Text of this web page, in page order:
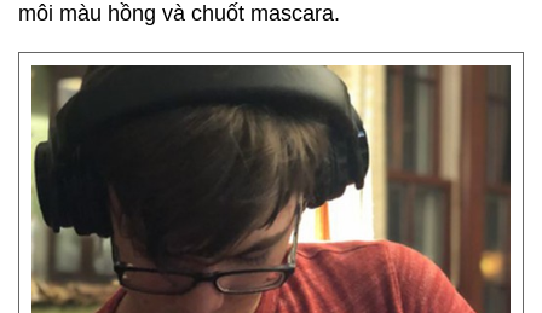
môi màu hồng và chuốt mascara.